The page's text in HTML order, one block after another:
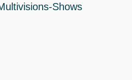
Shows